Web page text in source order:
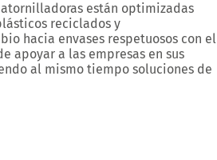
están optimizadas
reciclados y
hacia envases respetuosos con el
apoyar a las empresas en sus
al mismo tiempo soluciones de